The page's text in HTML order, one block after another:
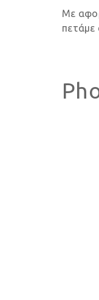
Με
πετάμε